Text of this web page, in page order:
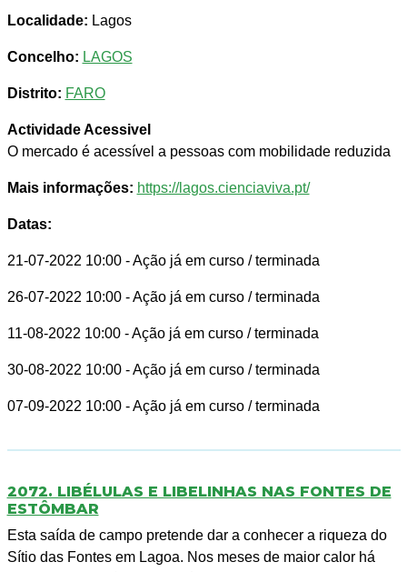
Localidade: Lagos
Concelho: LAGOS
Distrito: FARO
Actividade Acessivel
O mercado é acessível a pessoas com mobilidade reduzida
Mais informações: https://lagos.cienciaviva.pt/
Datas:
21-07-2022 10:00 - Ação já em curso / terminada
26-07-2022 10:00 - Ação já em curso / terminada
11-08-2022 10:00 - Ação já em curso / terminada
30-08-2022 10:00 - Ação já em curso / terminada
07-09-2022 10:00 - Ação já em curso / terminada
2072. LIBÉLULAS E LIBELINHAS NAS FONTES DE
ESTÔMBAR
Esta saída de campo pretende dar a conhecer a riqueza do
Sítio das Fontes em Lagoa. Nos meses de maior calor há